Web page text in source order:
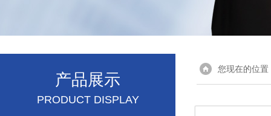
产品展示
PRODUCT DISPLAY
您现在的位置